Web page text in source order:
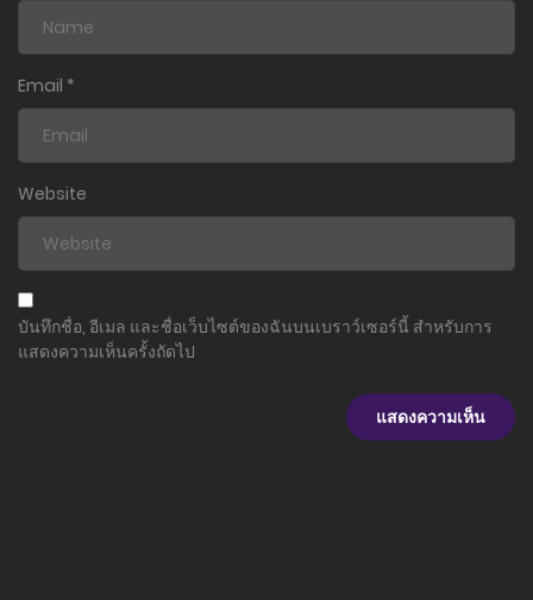
ตอนที่ 12
1 ตุลาคม 2025
ตอนที่ 11
1 ตุลาคม 2025
ตอนที่ 10
26 กันยายน 2025
ตอนที่ 9
26 กันยายน 2025
Email *
Website
บันทึกชื่อ, อีเมล และชื่อเว็บไซต์ของฉันบนเบราว์เซอร์นี้ สำหรับการ
แสดงความเห็นครั้งถัดไป